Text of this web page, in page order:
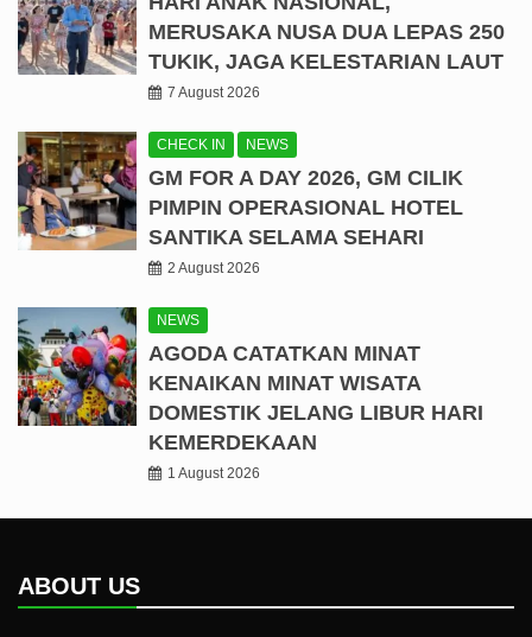
MERUSAKA NUSA DUA LEPAS 250
TUKIK, JAGA KELESTARIAN LAUT
7 August 2026
CHECK IN NEWS
GM FOR A DAY 2026, GM CILIK
PIMPIN OPERASIONAL HOTEL
SANTIKA SELAMA SEHARI
2 August 2026
NEWS
AGODA CATATKAN MINAT
KENAIKAN MINAT WISATA
DOMESTIK JELANG LIBUR HARI
KEMERDEKAAN
1 August 2026
ABOUT US